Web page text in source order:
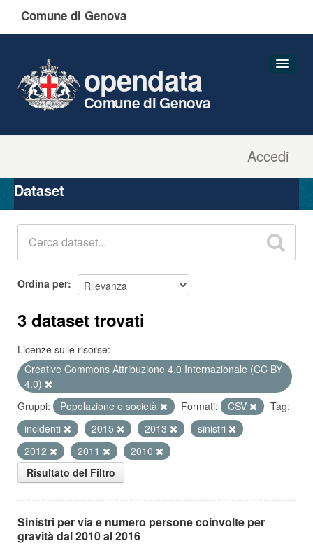
Comune di Genova
Accedi
opendata
Comune di Genova
Organizzazioni
Gruppi
Dataset
Ordina per
3 dataset trovati
Licenze sulle risorse:
Creative Commons Attribuzione 4.0 Internazionale (CC BY
4.0)
Gruppi:
Popolazione e società Formati: CSV
Tag:
incidenti
2015 2013
sinistri
2012
2011
2010
Risultato del Filtro
Sinistri per via e numero persone coinvolte per
gravità dal 2010 al 2016